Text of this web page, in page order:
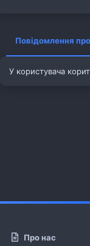
Повідомлення
У користувача
Про нас